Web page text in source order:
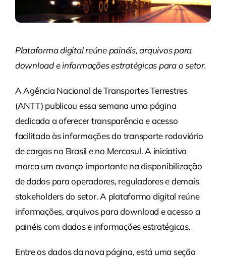
Plataforma digital reúne painéis, arquivos para
download e informações estratégicas para o setor.
A Agência Nacional de Transportes Terrestres
(ANTT) publicou essa semana uma página
dedicada a oferecer transparência e acesso
facilitado às informações do transporte rodoviário
de cargas no Brasil e no Mercosul. A iniciativa
marca um avanço importante na disponibilização
de dados para operadores, reguladores e demais
stakeholders do setor. A plataforma digital reúne
informações, arquivos para download e acesso a
painéis com dados e informações estratégicas.
Entre os dados da nova página, está uma seção